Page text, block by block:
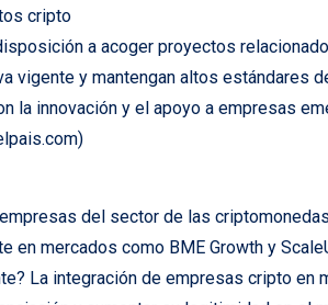
cripto
a acoger proyectos
vigente y mantengan altos estándares
la innovación y el apoyo a empresas
del sector de las
en mercados como BME Growth y
La integración de empresas cripto